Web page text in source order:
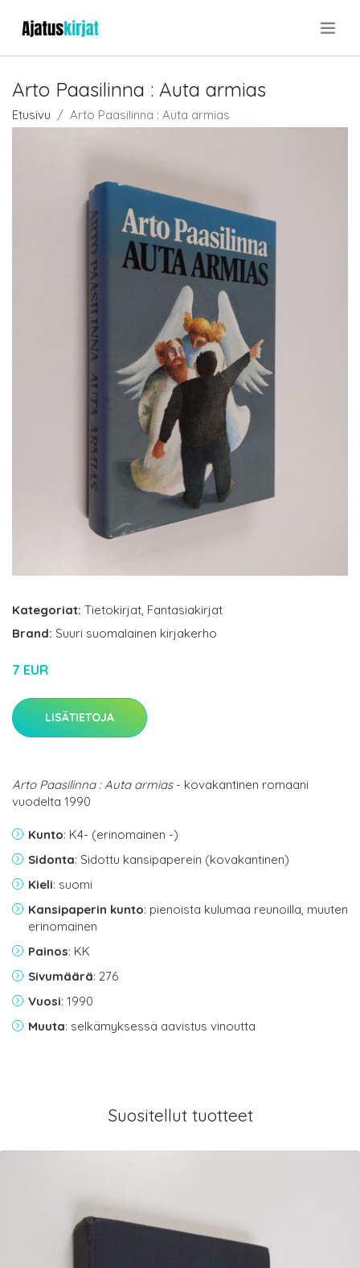
Arto Paasilinna : Auta armias
Etusivu Arto Paasilinna : Auta armias
Kategoriat: Tietokirjat, Fantasiakirjat
Brand: Suuri suomalainen kirjakerho
7 EUR
LISÄTIETOJA
Arto Paasilinna : Auta armias- kovakantinen romaani
vuodelta 1990
Kunto: K4- (erinomainen -)
Sidonta: Sidottu kansipaperein (kovakantinen)
Kieli: suomi
Kansipaperin kunto: pienoista kulumaa reunoilla, muuten
erinomainen
Painos: KK
Sivumäärä: 276
Vuosi: 1990
Muuta: selkämyksessä aavistus vinoutta
Suositellut tuotteet